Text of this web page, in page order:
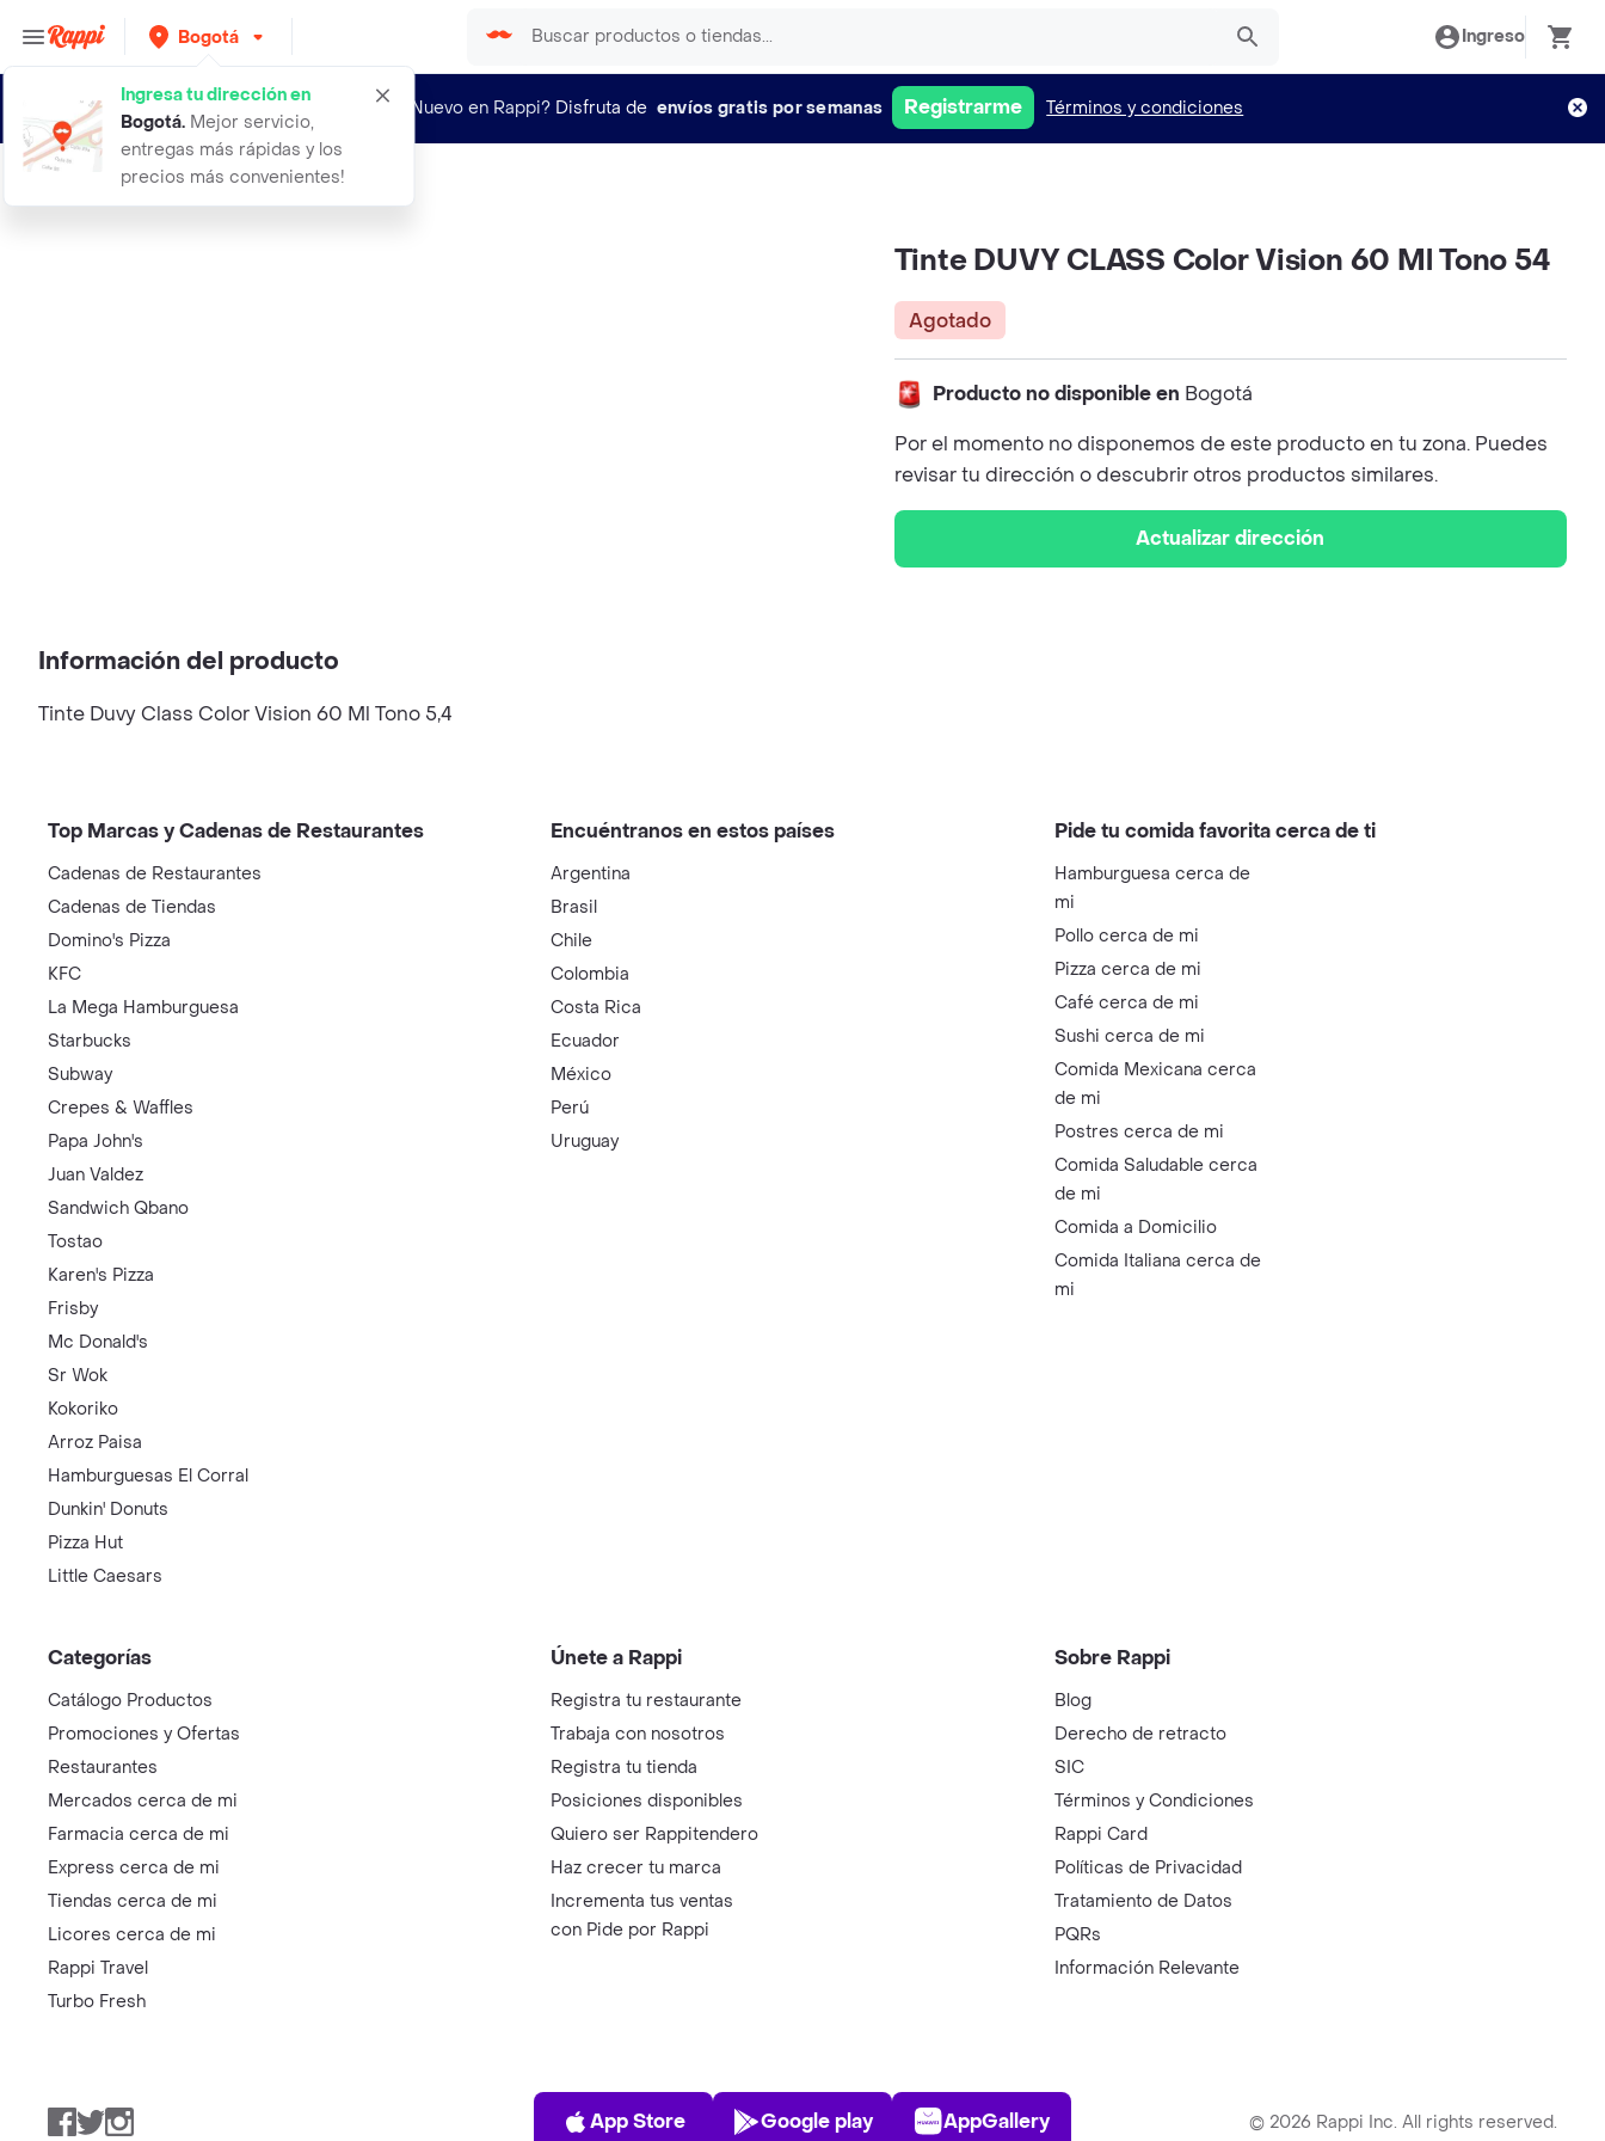
Bogotá
Ingresa tu dirección en
Bogotá. Mejor servicio,
entregas más rápidas y los
precios más convenientes!
Ingreso
¿Nuevo en Rappi? Disfruta de envíos gratis por semanas Registrarme Términos y condiciones
tinte duvy class color vision 60 ml
Tinte DUVY CLASS Color Vision 60 Ml Tono 54
Agotado
Producto no disponible en Bogotá
Por el momento no disponemos de este producto en tu zona. Puedes
revisar tu dirección o descubrir otros productos similares.
Actualizar dirección
Información del producto
Tinte Duvy Class Color Vision 60 Ml Tono 5,4
Top Marcas y Cadenas de Restaurantes
Cadenas de Restaurantes
Cadenas de Tiendas
Domino's Pizza
KFC
La Mega Hamburguesa
Starbucks
Subway
Crepes & Waffles
Papa John's
Juan Valdez
Sandwich Qbano
Tostao
Karen's Pizza
Frisby
Mc Donald's
Sr Wok
Kokoriko
Arroz Paisa
Hamburguesas El Corral
Dunkin' Donuts
Pizza Hut
Little Caesars
Encuéntranos en estos países
Argentina
Brasil
Chile
Colombia
Costa Rica
Ecuador
México
Perú
Uruguay
Pide tu comida favorita cerca de ti
Hamburguesa cerca de
mi
Pollo cerca de mi
Pizza cerca de mi
Café cerca de mi
Sushi cerca de mi
Comida Mexicana cerca
de mi
Postres cerca de mi
Comida Saludable cerca
de mi
Comida a Domicilio
Comida Italiana cerca de
mi
Categorías
Catálogo Productos
Promociones y Ofertas
Restaurantes
Mercados cerca de mi
Farmacia cerca de mi
Express cerca de mi
Tiendas cerca de mi
Licores cerca de mi
Rappi Travel
Turbo Fresh
Únete a Rappi
Registra tu restaurante
Trabaja con nosotros
Registra tu tienda
Posiciones disponibles
Quiero ser Rappitendero
Haz crecer tu marca
Incrementa tus ventas
con Pide por Rappi
Sobre Rappi
Blog
Derecho de retracto
SIC
Términos y Condiciones
Rappi Card
Políticas de Privacidad
Tratamiento de Datos
PQRs
Información Relevante
Facebook
TwitterInstagram
App Store
App Store
Play Store
Google play
AppGallery
AppGallery © 2026 Rappi Inc. All rights reserved.